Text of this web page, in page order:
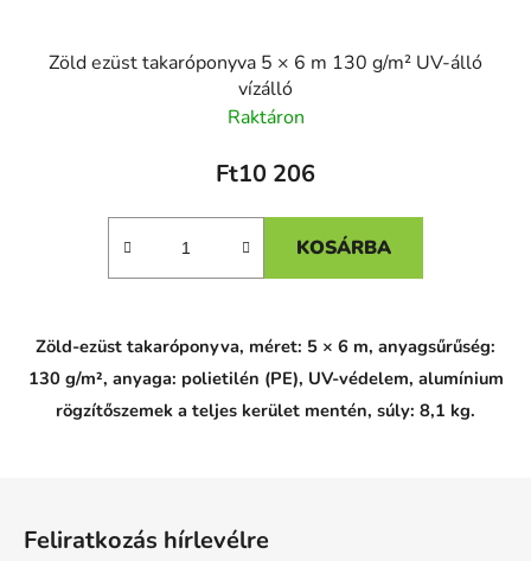
Zöld ezüst takaróponyva 5 × 6 m 130 g/m² UV-álló
vízálló
Raktáron
Ft10 206
KOSÁRBA
Zöld-ezüst takaróponyva, méret: 5 × 6 m, anyagsűrűség:
130 g/m², anyaga: polietilén (PE), UV-védelem, alumínium
rögzítőszemek a teljes kerület mentén, súly: 8,1 kg.
Feliratkozás hírlevélre